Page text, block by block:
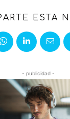
ESTA
- publicidad -